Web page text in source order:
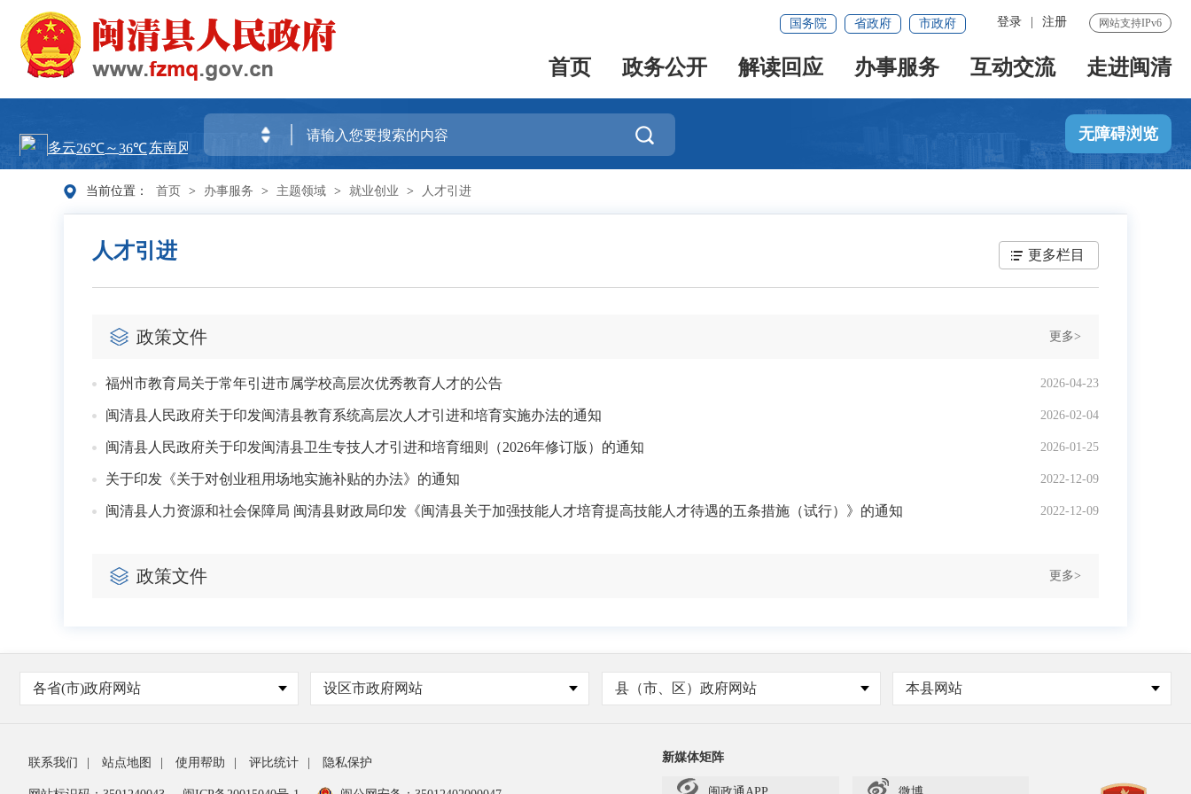
网站支持IPv6
登录 注册
国务院 省政府 市政府
首页 政务公开 解读回应 办事服务 互动交流 走进闽清
 无障碍浏览
当前位置： 首页 > 办事服务 > 主题领域 > 就业创业 > 人才引进
人才引进 更多栏目
政策文件 更多>
2026-04-23
福州市教育局关于常年引进市属学校高层次优秀教育人才的公告
2026-02-04
闽清县人民政府关于印发闽清县教育系统高层次人才引进和培育实施办法的通知
2026-01-25
闽清县人民政府关于印发闽清县卫生专技人才引进和培育细则（2026年修订版）的通知
2022-12-09
关于印发《关于对创业租用场地实施补贴的办法》的通知
2022-12-09
闽清县人力资源和社会保障局 闽清县财政局印发《闽清县关于加强技能人才培育提高技能人才待遇的五条措施（试行）》的通知
政策文件 更多>
各省(市)政府网站 设区市政府网站 县（市、区）政府网站 本县网站
联系我们 站点地图 使用帮助 评比统计 隐私保护 新媒体矩阵